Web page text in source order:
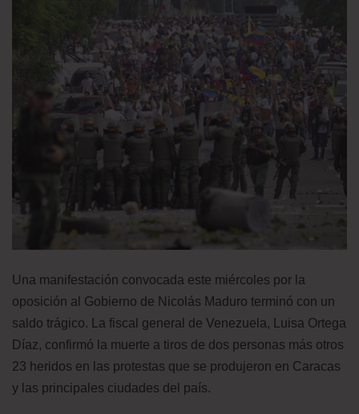
Una manifestación convocada este miércoles por la
oposición al Gobierno de Nicolás Maduro terminó con un
saldo trágico. La fiscal general de Venezuela, Luisa Ortega
Díaz, confirmó la muerte a tiros de dos personas más otros
23 heridos en las protestas que se produjeron en Caracas
y las principales ciudades del país.